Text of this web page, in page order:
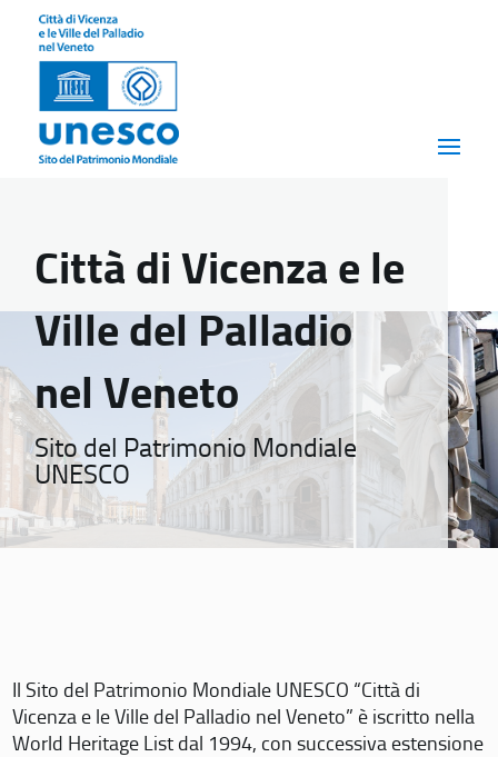
Città di Vicenza e le
Ville del Palladio
nel Veneto
Sito del Patrimonio Mondiale
UNESCO
Il Sito del Patrimonio Mondiale UNESCO “Città di
Vicenza e le Ville del Palladio nel Veneto” è iscritto nella
World Heritage List dal 1994, con successiva estensione